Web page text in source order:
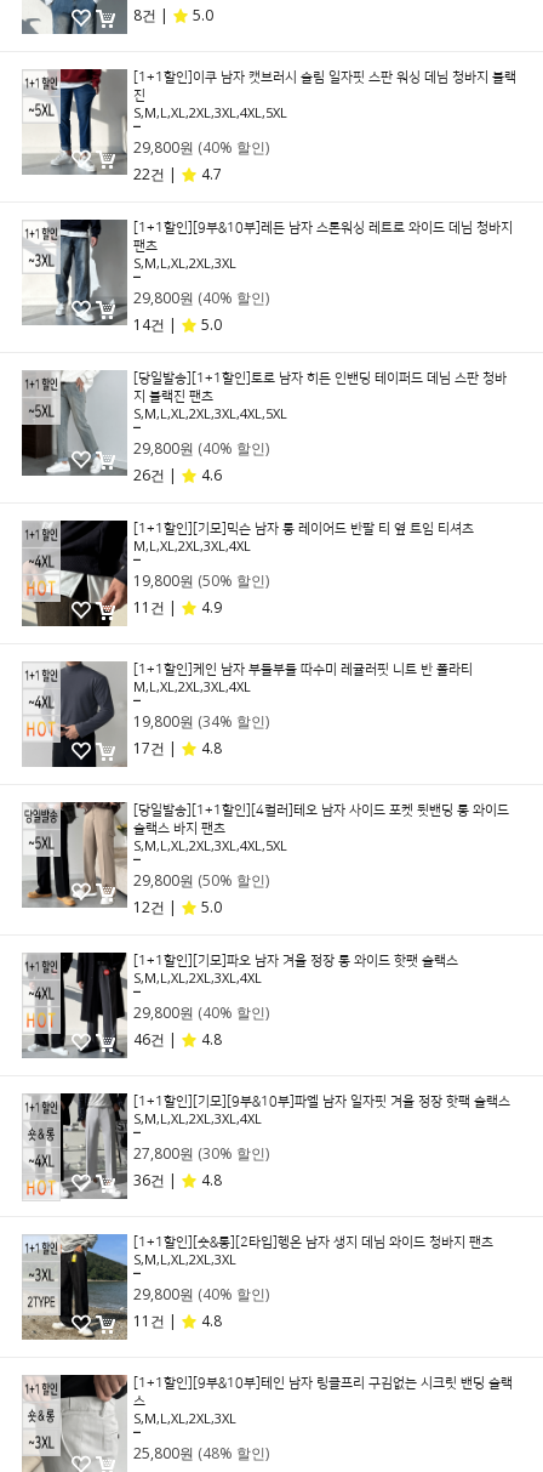
8건 |
5.0
[1+1할인]이쿠 남자 캣브러시 슬림 일자핏 스판 워싱 데님 청바지 블랙
진
S,M,L,XL,2XL,3XL,4XL,5XL
29,800원 (40% 할인)
22건 |
4.7
[1+1할인][9부&10부]레든 남자 스톤워싱 레트로 와이드 데님 청바지
팬츠
S,M,L,XL,2XL,3XL
29,800원 (40% 할인)
14건 |
5.0
[당일발송][1+1할인]토로 남자 히든 인밴딩 테이퍼드 데님 스판 청바
지 블랙진 팬츠
S,M,L,XL,2XL,3XL,4XL,5XL
29,800원 (40% 할인)
26건 |
4.6
[1+1할인][기모]믹슨 남자 롱 레이어드 반팔 티 옆 트임 티셔츠
M,L,XL,2XL,3XL,4XL
19,800원 (50% 할인)
11건 |
4.9
[1+1할인]케인 남자 부들부들 따수미 레귤러핏 니트 반 폴라티
M,L,XL,2XL,3XL,4XL
19,800원 (34% 할인)
17건 |
4.8
[당일발송][1+1할인][4컬러]테오 남자 사이드 포켓 뒷밴딩 롱 와이드
슬랙스 바지 팬츠
S,M,L,XL,2XL,3XL,4XL,5XL
29,800원 (50% 할인)
12건 |
5.0
[1+1할인][기모]파오 남자 겨울 정장 롱 와이드 핫팻 슬랙스
S,M,L,XL,2XL,3XL,4XL
29,800원 (40% 할인)
46건 |
4.8
[1+1할인][기모][9부&10부]파엘 남자 일자핏 겨울 정장 핫팩 슬랙스
S,M,L,XL,2XL,3XL,4XL
27,800원 (30% 할인)
36건 |
4.8
[1+1할인][숏&롱][2타입]헹온 남자 생지 데님 와이드 청바지 팬츠
S,M,L,XL,2XL,3XL
29,800원 (40% 할인)
11건 |
4.8
[1+1할인][9부&10부]테인 남자 링클프리 구김없는 시크릿 밴딩 슬랙
스
S,M,L,XL,2XL,3XL
25,800원 (48% 할인)